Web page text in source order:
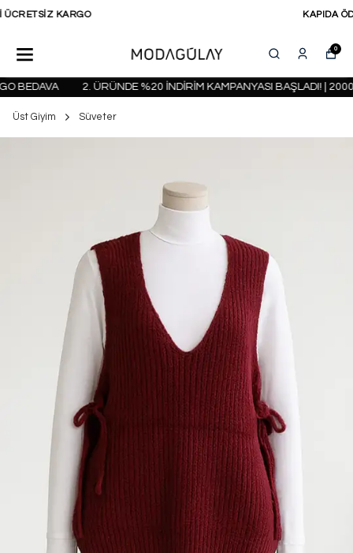
0
BEDAVA 2. ÜRÜNDE %20 İNDİRİM KAMPANYASI BAŞLADI! | 2000
Üst Giyim Süveter